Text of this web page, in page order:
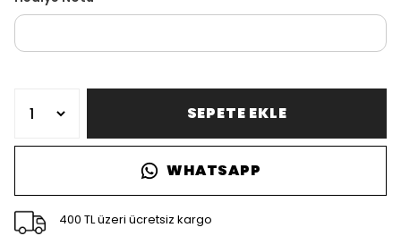
SEPETE EKLE
WHATSAPP
400 TL üzeri ücretsiz kargo